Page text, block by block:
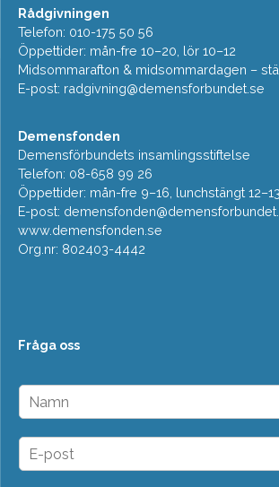
Rådgivningen
Telefon: 010-175 50 56
Öppettider: mån-fre 10–20, lör 10–12
Midsommarafton & midsommardagen –
E-post: radgivning@demensforbundet.se
Demensfonden
Demensförbundets insamlingsstiftelse
Telefon: 08-658 99 26
Öppettider: mån-fre 9–16, lunchstängt 12–13
E-post:
www.demensfonden.se
Org.nr: 802403-4442
Fråga oss
N
m
n
E
p